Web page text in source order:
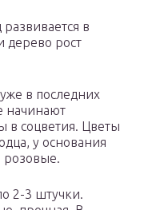
в
дерево рост
в последних
начинают
в соцветия. Цветы
у основания
розовые.
2-3 штучки.